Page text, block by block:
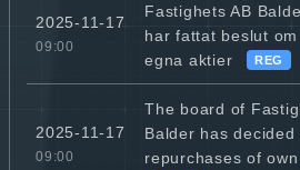
2025-11-17
09:00
Fastighets AB
har fattat beslut
egna aktier
REG
2025-11-17
09:00
The board of
Balder has decided
repurchases of